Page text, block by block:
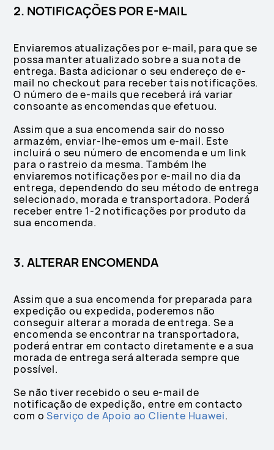
2. NOTIFICAÇÕES POR E-MAIL
Enviaremos atualizações por e-mail, para que se
possa manter atualizado sobre a sua nota de
entrega. Basta adicionar o seu endereço de e-
mail no checkout para receber tais notificações.
O número de e-mails que receberá irá variar
consoante as encomendas que efetuou.
Assim que a sua encomenda sair do nosso
armazém, enviar-lhe-emos um e-mail. Este
incluirá o seu número de encomenda e um link
para o rastreio da mesma. Também lhe
enviaremos notificações por e-mail no dia da
entrega, dependendo do seu método de entrega
selecionado, morada e transportadora. Poderá
receber entre 1-2 notificações por produto da
sua encomenda.
3. ALTERAR ENCOMENDA
Assim que a sua encomenda for preparada para
expedição ou expedida, poderemos não
conseguir alterar a morada de entrega. Se a
encomenda se encontrar na transportadora,
poderá entrar em contacto diretamente e a sua
morada de entrega será alterada sempre que
possível.
Se não tiver recebido o seu e-mail de
notificação de expedição, entre em contacto
com oServiço de Apoio ao Cliente Huawei.